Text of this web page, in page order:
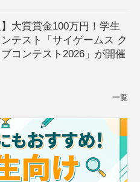
】大賞賞金100万円！学生
テスト「サイゲームス ク
コンテスト2026」が開催
一覧